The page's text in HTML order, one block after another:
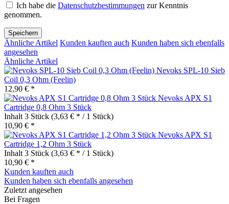
Ich habe die Datenschutzbestimmungen zur Kenntnis
genommen.
Speichern
Ähnliche Artikel Kunden kauften auch Kunden haben sich ebenfalls
angesehen
Ähnliche Artikel
Nevoks SPL-10 Sieb
Coil 0,3 Ohm (Feelin)
12,90 € *
Nevoks APX S1
Cartridge 0,8 Ohm 3 Stück
Inhalt 3 Stück (3,63 € * / 1 Stück)
10,90 € *
Nevoks APX S1
Cartridge 1,2 Ohm 3 Stück
Inhalt 3 Stück (3,63 € * / 1 Stück)
10,90 € *
Kunden kauften auch
Kunden haben sich ebenfalls angesehen
Zuletzt angesehen
Bei Fragen